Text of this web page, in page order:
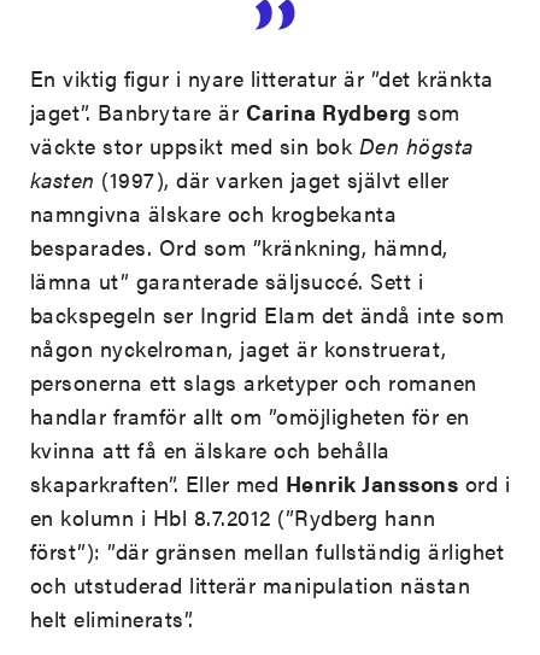
En viktig figur i nyare litteratur är ”det kränkta
jaget”. Banbrytare är Carina Rydbergsom
väckte stor uppsikt med sin bok Den högsta
kasten (1997), där varken jaget självt eller
namngivna älskare och krogbekanta
besparades. Ord som ”kränkning, hämnd,
lämna ut” garanterade säljsuccé. Sett i
backspegeln ser Ingrid Elam det ändå inte som
någon nyckelroman, jaget är konstruerat,
personerna ett slags arketyper och romanen
handlar framför allt om ”omöjligheten för en
kvinna att få en älskare och behålla
skaparkraften”. Eller med Henrik Janssons ord i
en kolumn i Hbl 8.7.2012 (”Rydberg hann
först”): ”där gränsen mellan fullständig ärlighet
och utstuderad litterär manipulation nästan
helt eliminerats”.